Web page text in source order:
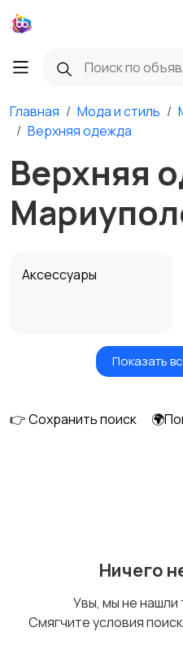
Главная Мода и стиль
Верхняя одежда
Верхняя
Аксессуары
Головные уборыПоказать
👉 Сохранить поиск
Ничего
Увы, мы не нашли
Смягчите условия